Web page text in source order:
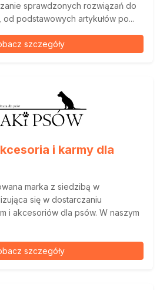
sprawdzonych rozwiązań do
podstawowych artykułów po...
szczegóły
i karmy dla
marka z siedzibą w
się w dostarczaniu
i akcesoriów dla psów. W naszym
szczegóły